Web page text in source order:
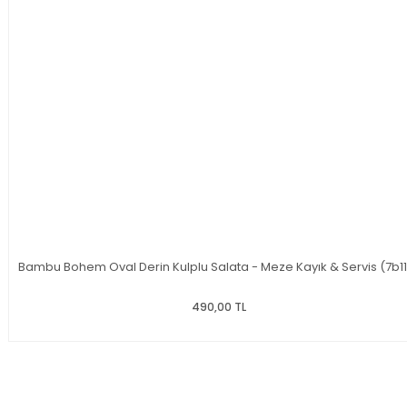
Bambu Bohem Oval Derin Kulplu Salata - Meze Kayık & Servis
490,00 TL